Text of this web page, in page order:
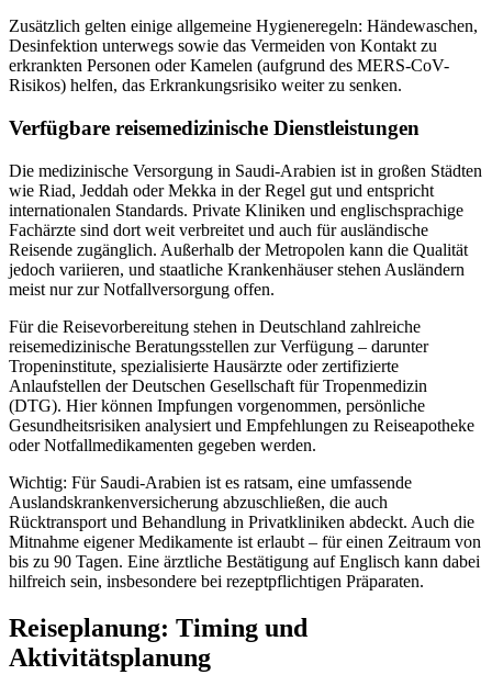
Zusätzlich gelten einige allgemeine Hygieneregeln: Händewaschen,
Desinfektion unterwegs sowie das Vermeiden von Kontakt zu
erkrankten Personen oder Kamelen (aufgrund des MERS-CoV-
Risikos) helfen, das Erkrankungsrisiko weiter zu senken.
Verfügbare reisemedizinische Dienstleistungen
Die medizinische Versorgung in Saudi-Arabien ist in großen Städten
wie Riad, Jeddah oder Mekka in der Regel gut und entspricht
internationalen Standards. Private Kliniken und englischsprachige
Fachärzte sind dort weit verbreitet und auch für ausländische
Reisende zugänglich. Außerhalb der Metropolen kann die Qualität
jedoch variieren, und staatliche Krankenhäuser stehen Ausländern
meist nur zur Notfallversorgung offen.
Für die Reisevorbereitung stehen in Deutschland zahlreiche
reisemedizinische Beratungsstellen zur Verfügung – darunter
Tropeninstitute, spezialisierte Hausärzte oder zertifizierte
Anlaufstellen der Deutschen Gesellschaft für Tropenmedizin
(DTG). Hier können Impfungen vorgenommen, persönliche
Gesundheitsrisiken analysiert und Empfehlungen zu Reiseapotheke
oder Notfallmedikamenten gegeben werden.
Wichtig: Für Saudi-Arabien ist es ratsam, eine umfassende
Auslandskrankenversicherung abzuschließen, die auch
Rücktransport und Behandlung in Privatkliniken abdeckt. Auch die
Mitnahme eigener Medikamente ist erlaubt – für einen Zeitraum von
bis zu 90 Tagen. Eine ärztliche Bestätigung auf Englisch kann dabei
hilfreich sein, insbesondere bei rezeptpflichtigen Präparaten.
Reiseplanung: Timing und
Aktivitätsplanung